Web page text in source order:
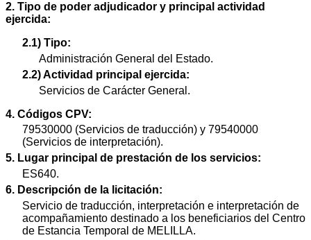
2. Tipo de poder adjudicador y principal actividad
ejercida:
2.1) Tipo:
Administración General del Estado.
2.2) Actividad principal ejercida:
Servicios de Carácter General.
4. Códigos CPV:
79530000 (Servicios de traducción) y 79540000
(Servicios de interpretación).
5. Lugar principal de prestación de los servicios:
ES640.
6. Descripción de la licitación:
Servicio de traducción, interpretación e interpretación de
acompañamiento destinado a los beneficiarios del Centro
de Estancia Temporal de MELILLA.